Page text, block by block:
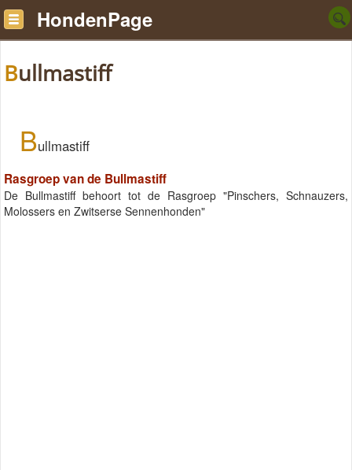
HondenPage
Bullmastiff
Bullmastiff
Rasgroep van de Bullmastiff
De Bullmastiff behoort tot de Rasgroep "Pinschers, Schnauzers,
Molossers en Zwitserse Sennenhonden"